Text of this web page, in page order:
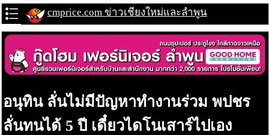
cmprice.com ข่าวเชียงใหม่และลำพูน
อนุทิน ลั่นไม่มีปัญหาทำงานร่วม พปชร
ลั่นทนได้ 5 ปี เดี๋ยวไดโนเสาร์ไปเอง